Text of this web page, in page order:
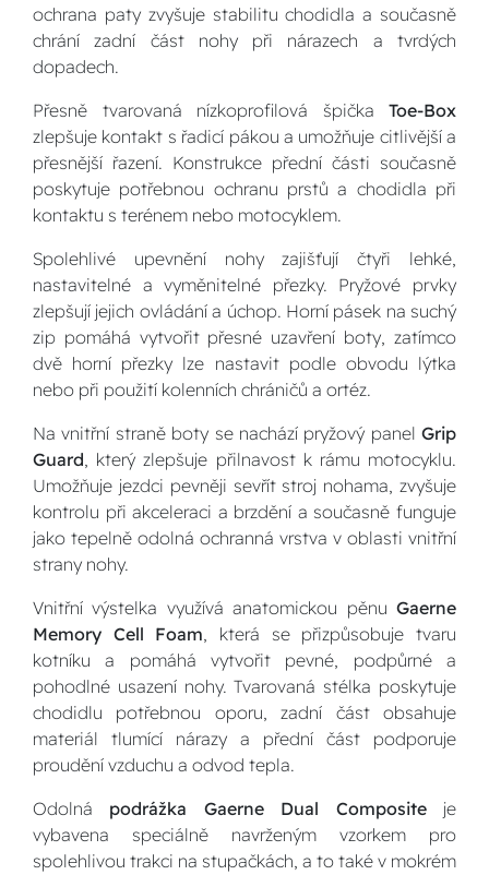
ochrana paty zvyšuje stabilitu chodidla a současně
chrání zadní část nohy při nárazech a tvrdých
dopadech.
Přesně tvarovaná nízkoprofilová špička Toe-Box
zlepšuje kontakt s řadicí pákou a umožňuje citlivější a
přesnější řazení. Konstrukce přední části současně
poskytuje potřebnou ochranu prstů a chodidla při
kontaktu s terénem nebo motocyklem.
Spolehlivé upevnění nohy zajišťují čtyři lehké,
nastavitelné a vyměnitelné přezky. Pryžové prvky
zlepšují jejich ovládání a úchop. Horní pásek na suchý
zip pomáhá vytvořit přesné uzavření boty, zatímco
dvě horní přezky lze nastavit podle obvodu lýtka
nebo při použití kolenních chráničů a ortéz.
Na vnitřní straně boty se nachází pryžový panel Grip
Guard, který zlepšuje přilnavost k rámu motocyklu.
Umožňuje jezdci pevněji sevřít stroj nohama, zvyšuje
kontrolu při akceleraci a brzdění a současně funguje
jako tepelně odolná ochranná vrstva v oblasti vnitřní
strany nohy.
Vnitřní výstelka využívá anatomickou pěnu Gaerne
Memory Cell Foam, která se přizpůsobuje tvaru
kotníku a pomáhá vytvořit pevné, podpůrné a
pohodlné usazení nohy. Tvarovaná stélka poskytuje
chodidlu potřebnou oporu, zadní část obsahuje
materiál tlumící nárazy a přední část podporuje
proudění vzduchu a odvod tepla.
Odolná podrážka Gaerne Dual Compositeje
vybavena speciálně navrženým vzorkem pro
spolehlivou trakci na stupačkách, a to také v mokrém